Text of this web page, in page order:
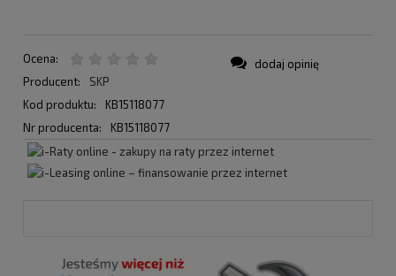
Ocena:
Producent:
SKP
Kod produktu:
KB15118077
Nr producenta:
KB15118077
dodaj opinię